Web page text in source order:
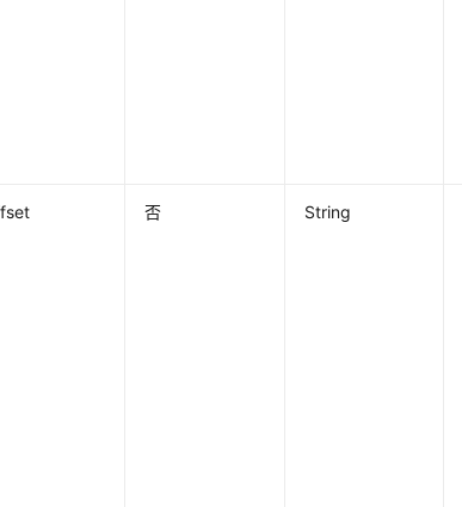
否 String